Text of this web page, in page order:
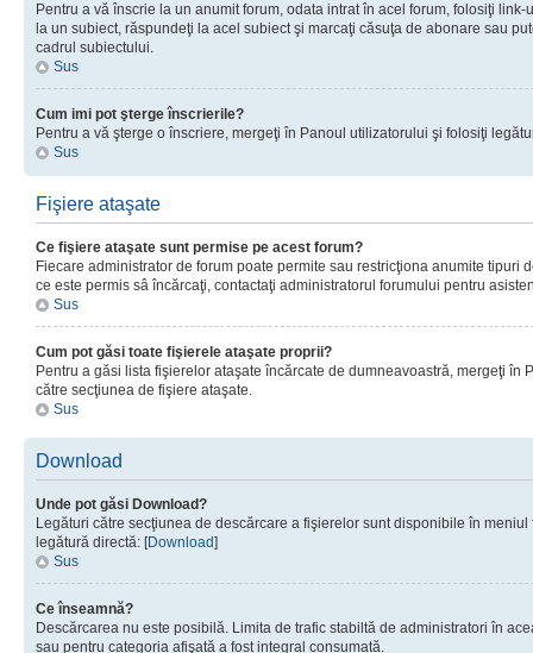
Pentru a vă înscrie la un anumit forum, odata intrat în acel forum, folosiţi
la un subiect, răspundeţi la acel subiect şi marcaţi căsuţa de abonare sau
cadrul subiectului.
Sus
Cum imi pot şterge înscrierile?
Pentru a vă şterge o înscriere, mergeţi în Panoul utilizatorului şi folosiţi
Sus
Fişiere ataşate
Ce fişiere ataşate sunt permise pe acest forum?
Fiecare administrator de forum poate permite sau restricţiona anumite tipuri
ce este permis sâ încărcaţi, contactaţi administratorul forumului pentru
Sus
Cum pot găsi toate fişierele ataşate proprii?
Pentru a găsi lista fişierelor ataşate încărcate de dumneavoastră, mergeţi în
către secţiunea de fişiere ataşate.
Sus
Download
Unde pot găsi Download?
Legături către secţiunea de descărcare a fişierelor sunt disponibile în
legătură directă: [Download]
Sus
Ce înseamnă?
Descărcarea nu este posibilă. Limita de trafic stabiltă de administratori în
sau pentru categoria afişată a fost integral consumată.